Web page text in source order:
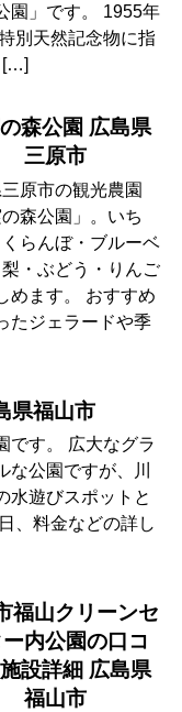
園」です。 1955年
別天然記念物に指
[…]
森公園 広島県
三原市
原市の観光農園
の森公園」。いち
らんぼ・ブルーベ
梨・ぶどう・りんご
めます。 おすすめ
たジェラードや季
県福山市
です。 広大なグラ
公園ですが、川
水遊びスポットと
、料金などの詳し
福山クリーンセ
内公園の口コ
設詳細 広島県
福山市